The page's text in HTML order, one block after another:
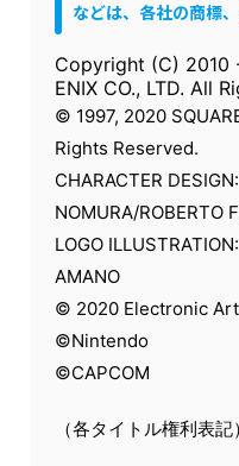
などは、各社の商標
Copyright (C) 2010
ENIX CO., LTD. All
© 1997, 2020
Rights Reserved.
CHARACTER
NOMURA/ROBERTO
LOGO
AMANO
© 2020 Electronic
©Nintendo
©CAPCOM
（各タイトル権利表記）